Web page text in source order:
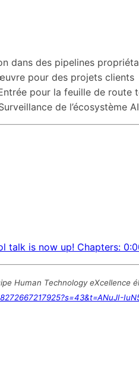
dans des pipelines
pour des projets clients
pour la feuille de route
de l’écosystème AI
talk is now up! Chapters:
Human Technology